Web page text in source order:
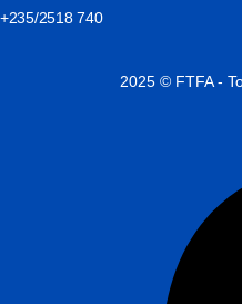
+235/2518 740
2025 © FTFA -